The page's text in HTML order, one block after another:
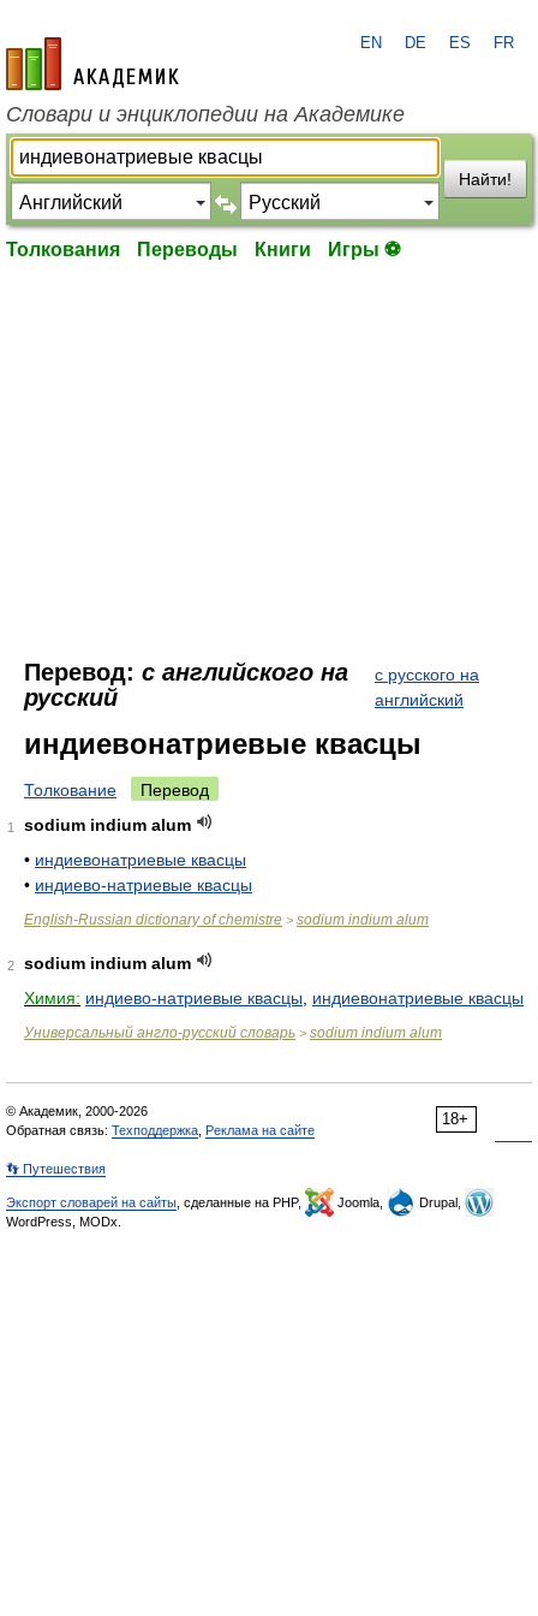
academic.ru
EN DE ES FR
Словари и энциклопедии на Академике
Найти!
Толкования Переводы Книги Игры ⚽
Перевод: с английского на
русский
с русского на
английский
индиевонатриевые квасцы
Толкование Перевод
1
sodium indium alum
• индиевонатриевые квасцы
• индиево-натриевые квасцы
English-Russian dictionary of chemistre > sodium indium alum
2
sodium indium alum
Химия: индиево-натриевые квасцы индиевонатриевые квасцы
Универсальный англо-русский словарь > sodium indium alum
18+
© Академик, 2000-2026
Обратная связь: Техподдержка Реклама на сайте
👣 Путешествия
Экспорт словарей на сайты , сделанные на PHP, Joomla,
Drupal,
WordPress, MODx.